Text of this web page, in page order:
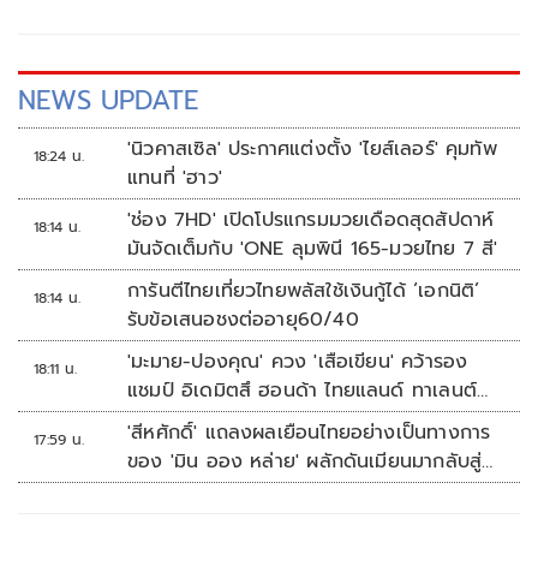
NEWS UPDATE
18:24 น.
'นิวคาสเซิล' ประกาศแต่งตั้ง 'ไยส์เลอร์' คุมทัพ
แทนที่ 'ฮาว'
18:14 น.
'ช่อง 7HD' เปิดโปรแกรมมวยเดือดสุดสัปดาห์
มันจัดเต็มกับ 'ONE ลุมพินี 165-มวยไทย 7 สี'
18:14 น.
การันตีไทยเที่ยวไทยพลัสใช้เงินกู้ได้ ‘เอกนิติ’
รับข้อเสนอชงต่ออายุ60/40
18:11 น.
'มะมาย-ปองคุณ' ควง 'เสือเขียน' คว้ารอง
แชมป์ อิเดมิตสึ ฮอนด้า ไทยแลนด์ ทาเลนต์
คัพ สนาม 3
17:59 น.
'สีหศักดิ์' แถลงผลเยือนไทยอย่างเป็นทางการ
ของ 'มิน ออง หล่าย' ผลักดันเมียนมากลับสู่
อาเซียน